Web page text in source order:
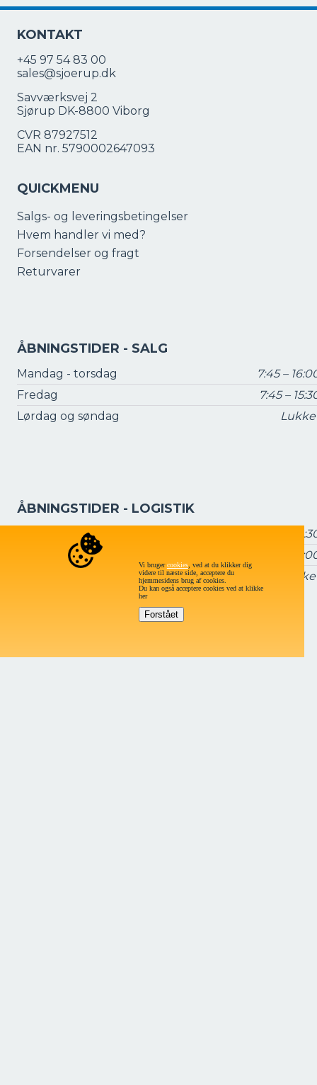
KONTAKT
+45 97 54 83 00
sales@sjoerup.dk
Savværksvej 2
Sjørup DK-8800 Viborg
CVR 87927512
EAN nr. 5790002647093
QUICKMENU
Salgs- og leveringsbetingelser
Hvem handler vi med?
Forsendelser og fragt
Returvarer
ÅBNINGSTIDER - SALG
Mandag - torsdag
7:45 –
Fredag
7:45 –
Lørdag og søndag
ÅBNINGSTIDER - LOGISTIK
Mandag - torsdag
7:15 –
7:15 –
Vi brugercookies, ved at du klikker dig
videre til næste side, acceptere du
hjemmesidens brug af cookies.
Du kan også acceptere cookies ved at klikke
her